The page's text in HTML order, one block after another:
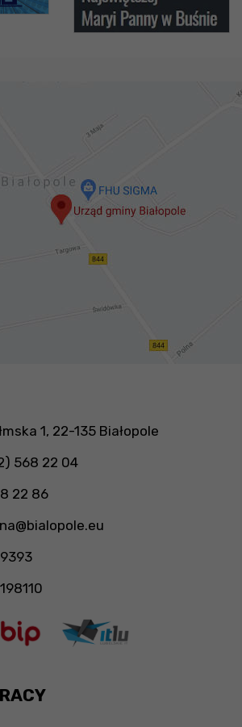
1, 22-135 Białopole
568 22 04
22 86